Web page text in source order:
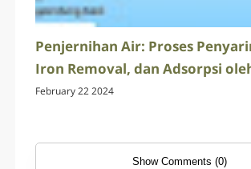
Penjernihan Air: Proses
Iron Removal, dan Adsorpsi
Ady Water
February 22 2024
Show Comments (0)